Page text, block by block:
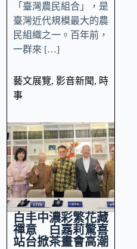
「臺灣農民組合」，是
臺灣近代規模最大的農
民組織之一。百年前，
一群來 […]
藝文展覽, 影音新聞, 時
事
白丰中濃彩繁花藏
禪意 白嘉莉驚喜
站台掀茶畫會高潮